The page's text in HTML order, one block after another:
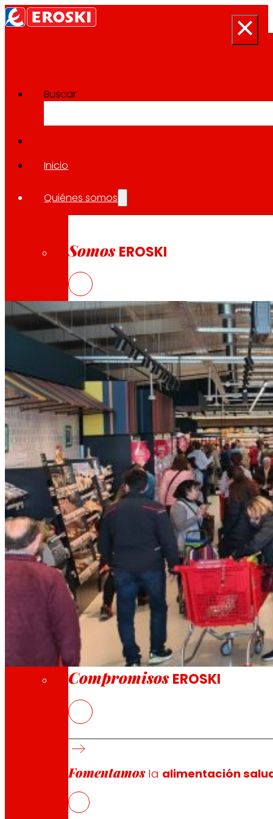
Buscar
Inicio
Quiénes somos
Somos EROSKI
Así somos
Todo nuestro ADN: un viaje por la misión, la
Cooperativa
Somos por y para las personas. Descubre
Fundación
A través de nuestra Fundación impulsamos
Compromisos
Compromisos EROSKI
Fomentamosla alimentación
Sala de prensa
Volver a todas las noticias
14.03.2024
EROSKI inaugura un nuevo
El nuevo establecimiento ofrece una
Dispone de una sala de ventas de más
EROSKI colabora en Baleares con cerca
ha abierto un supermercado en el número 46 la